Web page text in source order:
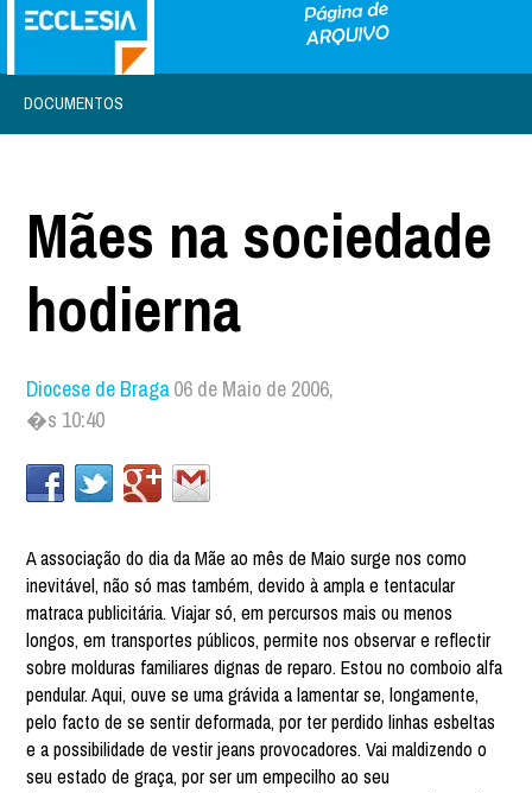
DOCUMENTOS
Mães na sociedade
hodierna
Diocese de Braga06 de Maio de 2006,
�s 10:40
A associação do dia da Mãe ao mês de Maio surge nos como
inevitável, não só mas também, devido à ampla e tentacular
matraca publicitária. Viajar só, em percursos mais ou menos
longos, em transportes públicos, permite nos observar e reflectir
sobre molduras familiares dignas de reparo. Estou no comboio alfa
pendular. Aqui, ouve se uma grávida a lamentar se, longamente,
pelo facto de se sentir deformada, por ter perdido linhas esbeltas
e a possibilidade de vestir jeans provocadores. Vai maldizendo o
seu estado de graça, por ser um empecilho ao seu